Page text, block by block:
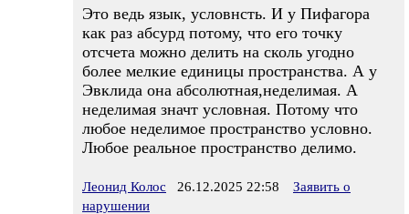
Это ведь язык, условнсть. И у Пифагора
как раз абсурд потому, что его точку
отсчета можно делить на сколь угодно
более мелкие единицы пространства. А у
Эвклида она абсолютная,неделимая. А
неделимая значт условная. Потому что
любое неделимое пространство условно.
Любое реальное пространство делимо.
Леонид Колос 26.12.2025 22:58
Заявить о
нарушении